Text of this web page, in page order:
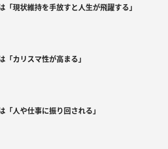
「現状維持を手放すと人生が飛躍する」
「カリスマ性が高まる」
「人や仕事に振り回される」